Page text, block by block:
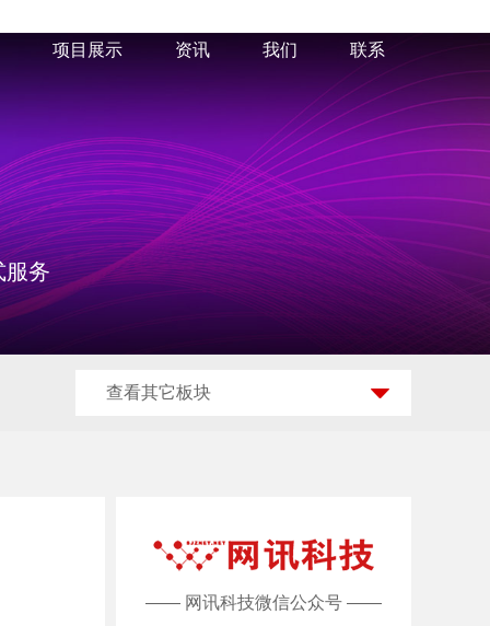
项目展示 资讯 我们 联系
服务
查看其它板块
—— 网讯科技微信公众号 ——